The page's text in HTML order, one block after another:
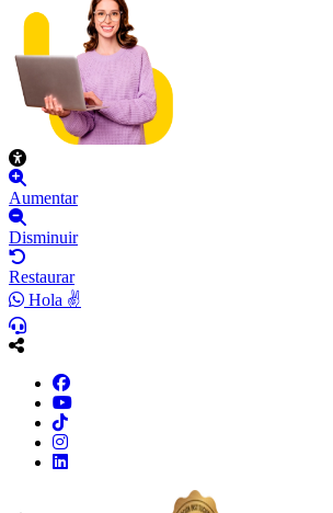
Aumentar
Disminuir
Restaurar
Hola ✌